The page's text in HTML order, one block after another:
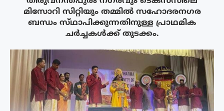
മിസോറി സിറ്റിയും തമ്മിൽ സഹോദരനഗര
ബന്ധം സ്‌ഥാപിക്കുന്നതിനുള്ള പ്രാഥമിക
ചർച്ചകൾക്ക് തുടക്കം.